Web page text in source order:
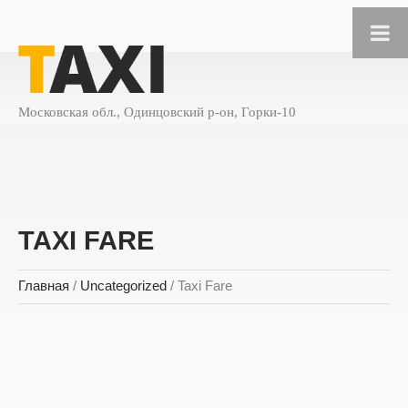
Московская обл., Одинцовский р-он, Горки-10
TAXI FARE
Главная / Uncategorized / Taxi Fare